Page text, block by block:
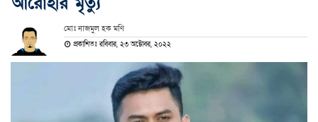
মোঃ নাজমুল হক মণি
প্রকাশিতঃ রবিবার, ২৩ অক্টোবর, ২০২২